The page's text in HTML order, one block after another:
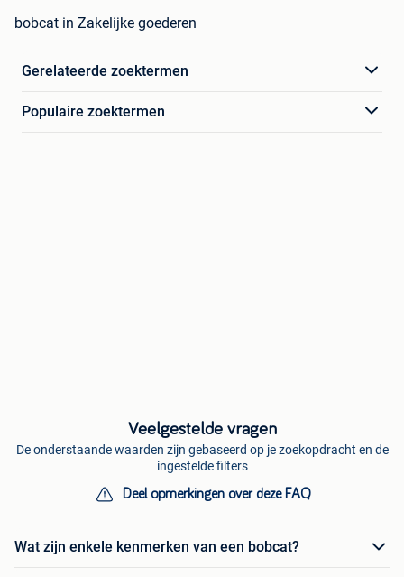
bobcat in Zakelijke goederen
Gerelateerde zoektermen
Populaire zoektermen
Veelgestelde vragen
De onderstaande waarden zijn gebaseerd op je zoekopdracht en de
ingestelde filters
Deel opmerkingen over deze FAQ
Wat zijn enkele kenmerken van een bobcat?